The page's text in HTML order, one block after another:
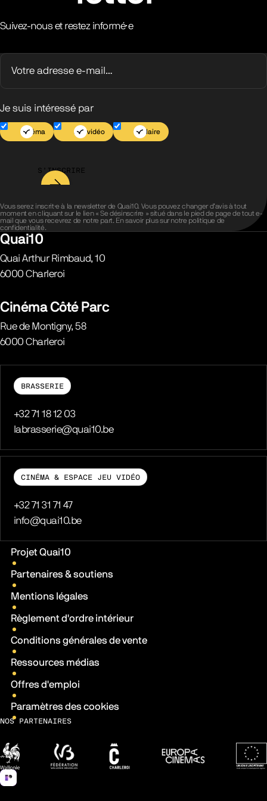
Suivez-nous et restez informé·e
Je suis intéressé par
Cinéma Jeu vidéo Scolaire
S’INSCRIRE
Vous serez inscrit·e à la newsletter de Quai10. Vous pouvez changer d’avis à tout
moment en cliquant sur le lien « Se désinscrire » situé dans le pied de page de tout e-
mail que vous recevrez de notre part. En savoir plus sur notre politique de
confidentialité.
Quai10
Quai Arthur Rimbaud, 10
6000 Charleroi
Cinéma Côté Parc
Rue de Montigny, 58
6000 Charleroi
BRASSERIE
Téléphone
+32 71 18 12 03
E-mail
labrasserie@quai10.be
CINÉMA & ESPACE JEU VIDÉO
Téléphone
+32 71 31 71 47
E-mail
info@quai10.be
Liens pratiques
Projet Quai10
Partenaires & soutiens
Mentions légales
Règlement d'ordre intérieur
Conditions générales de vente
Ressources médias
Offres d'emploi
Paramètres des cookies
NOS PARTENAIRES
Wallonie Fédération Wallonie-Bruxelles
Ville de CharleroiEuropa Cinemas